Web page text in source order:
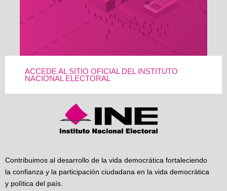
ACCEDE AL SITIO OFICIAL DEL INSTITUTO
NACIONAL ELECTORAL
Contribuimos al desarrollo de la vida democrática fortaleciendo
la confianza y la participación ciudadana en la vida democrática
y política del país.